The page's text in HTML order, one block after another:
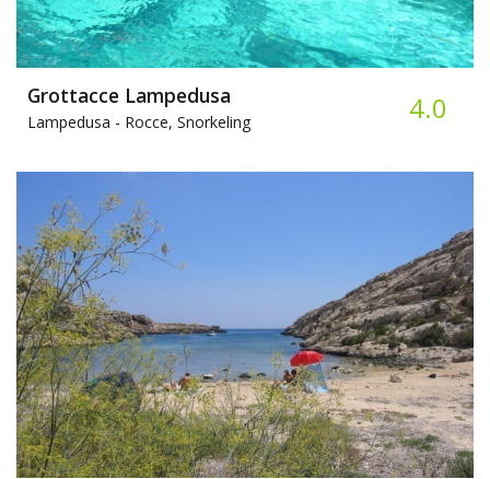
Grottacce Lampedusa
Lampedusa - Rocce, Snorkeling 4.0